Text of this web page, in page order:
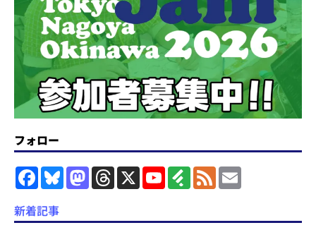
フォロー
F
a
e
b
B
s
M
a
o
T
h
a
X
Y
o
u
F
e
l
F
e
l
新着記事